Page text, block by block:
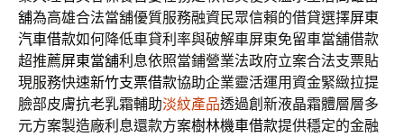
舖為高雄合法當舖優質服務融資民眾信賴的借貸選擇屏東
汽車借款如何降低車貸利率與破解車屏東免留車當舖借款
超推薦屏東當舖利息依照當鋪營業法政府立案合法支票貼
現服務快速新竹支票借款協助企業靈活運用資金緊緻拉提
臉部皮膚抗老乳霜輔助淡紋產品透過創新液晶霜體層層多
元方案製造廠利息還款方案樹林機車借款提供穩定的金融